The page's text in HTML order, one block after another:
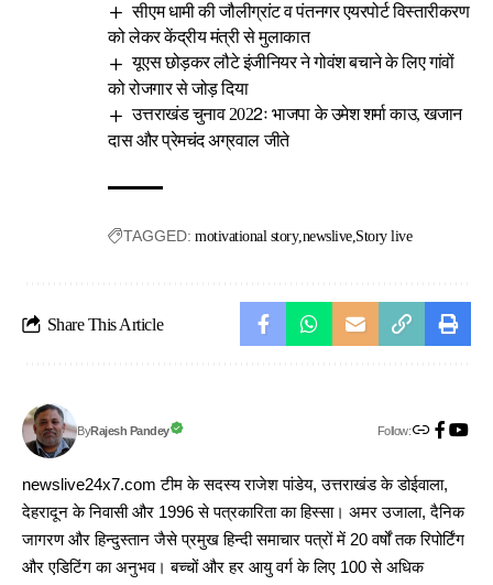
सीएम धामी की जौलीग्रांट व पंतनगर एयरपोर्ट विस्तारीकरण
को लेकर केंद्रीय मंत्री से मुलाकात
यूएस छोड़कर लौटे इंजीनियर ने गोवंश बचाने के लिए गांवों
को रोजगार से जोड़ दिया
उत्तराखंड चुनाव 2022ः भाजपा के उमेश शर्मा काउ, खजान
दास और प्रेमचंद अग्रवाल जीते
TAGGED: motivational story newslive Story live
Share This Article
ByRajesh Pandey Follow:
newslive24x7.com टीम के सदस्य राजेश पांडेय, उत्तराखंड के डोईवाला,
देहरादून के निवासी और 1996 से पत्रकारिता का हिस्सा। अमर उजाला, दैनिक
जागरण और हिन्दुस्तान जैसे प्रमुख हिन्दी समाचार पत्रों में 20 वर्षों तक रिपोर्टिंग
और एडिटिंग का अनुभव। बच्चों और हर आयु वर्ग के लिए 100 से अधिक